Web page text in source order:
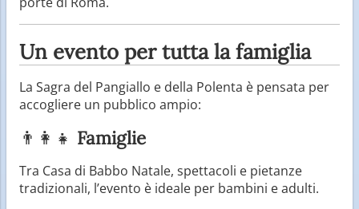
Un evento per tutta la famiglia
La Sagra del Pangiallo e della Polenta è pensata per
accogliere un pubblico ampio:
👨‍👩‍👧 Famiglie
Tra Casa di Babbo Natale, spettacoli e pietanze
tradizionali, l’evento è ideale per bambini e adulti.